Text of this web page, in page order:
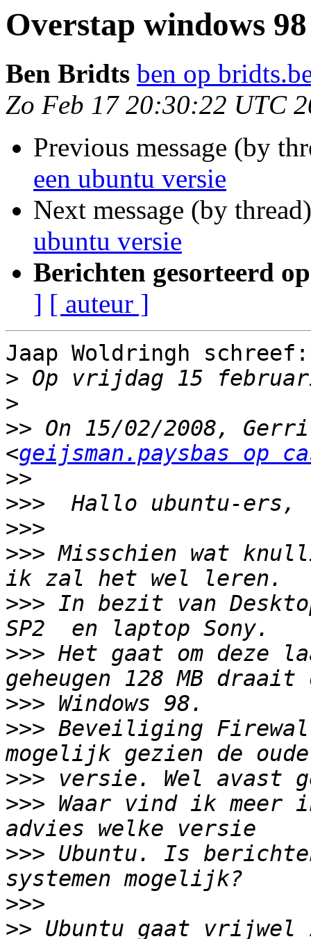
Overstap windows
Ben Bridts ben op
Zo Feb 17 20:30:22 UTC
Previous message (by
een ubuntu versie
Next message (by
ubuntu versie
Berichten gesorteerd
] [ auteur ]
Jaap Woldringh schreef:
>
>
>> On 15/02/2008,
<geijsman.paysbas op
>>
>>>
>>>
>>> Misschien wat
>>> In bezit van
>>> Het gaat om deze
>>>
>>> Beveiliging
>>>
>>> Waar vind ik meer
>>> Ubuntu. Is
>>>
>> Ubuntu gaat vrijwel